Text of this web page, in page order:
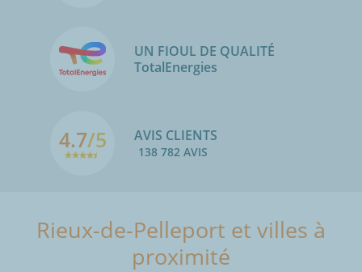
UN FIOUL DE QUALITÉ
TotalEnergies
4.7/5 AVIS CLIENTS
138 782 AVIS
Rieux-de-Pelleport et villes à
proximité